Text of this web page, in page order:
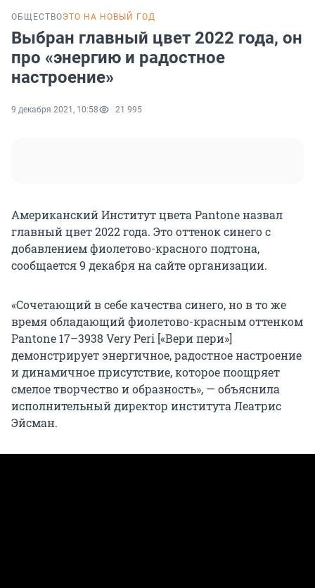
ОБЩЕСТВОЭТО НА НОВЫЙ ГОД
Выбран главный цвет 2022 года, он
про «энергию и радостное
настроение»
9 декабря 2021, 10:58 21 995
Американский Институт цвета Pantone назвал
главный цвет 2022 года. Это оттенок синего с
добавлением фиолетово-красного подтона,
сообщается 9 декабря на сайте организации.
«Сочетающий в себе качества синего, но в то же
время обладающий фиолетово-красным оттенком
Pantone 17–3938 Very Peri [«Вери пери»]
демонстрирует энергичное, радостное настроение
и динамичное присутствие, которое поощряет
смелое творчество и образность», — объяснила
исполнительный директор института Леатрис
Эйсман.